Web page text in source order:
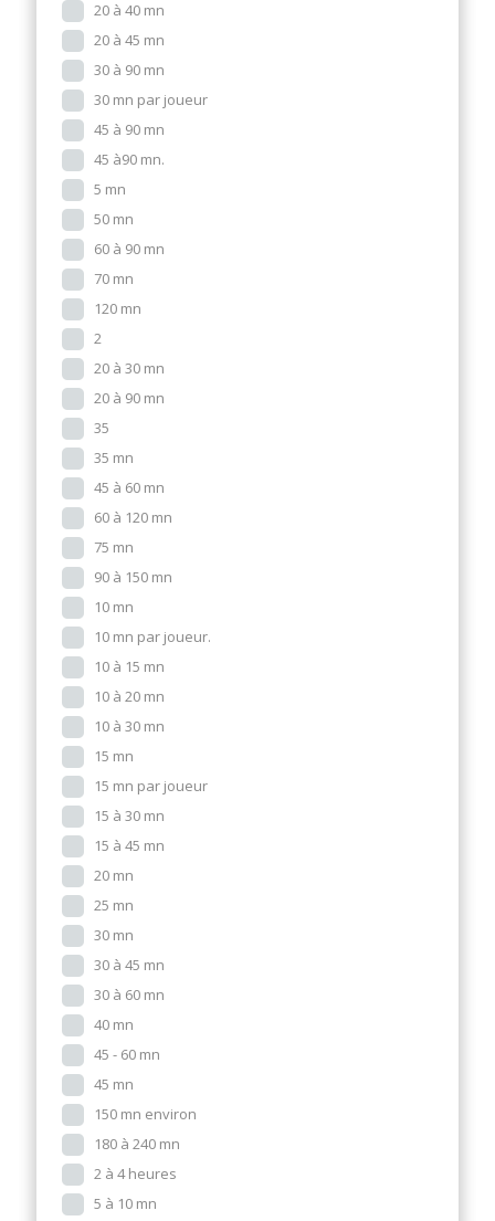
20 à 40 mn
20 à 45 mn
30 à 90 mn
30 mn par joueur
45 à 90 mn
45 à90 mn.
5 mn
50 mn
60 à 90 mn
70 mn
120 mn
2
20 à 30 mn
20 à 90 mn
35
35 mn
45 à 60 mn
60 à 120 mn
75 mn
90 à 150 mn
10 mn
10 mn par joueur.
10 à 15 mn
10 à 20 mn
10 à 30 mn
15 mn
15 mn par joueur
15 à 30 mn
15 à 45 mn
20 mn
25 mn
30 mn
30 à 45 mn
30 à 60 mn
40 mn
45 - 60 mn
45 mn
150 mn environ
180 à 240 mn
2 à 4 heures
5 à 10 mn